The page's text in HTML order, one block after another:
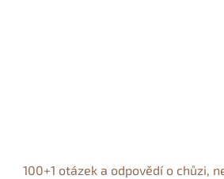
100+1 otázek a odpovědí o chůzi,